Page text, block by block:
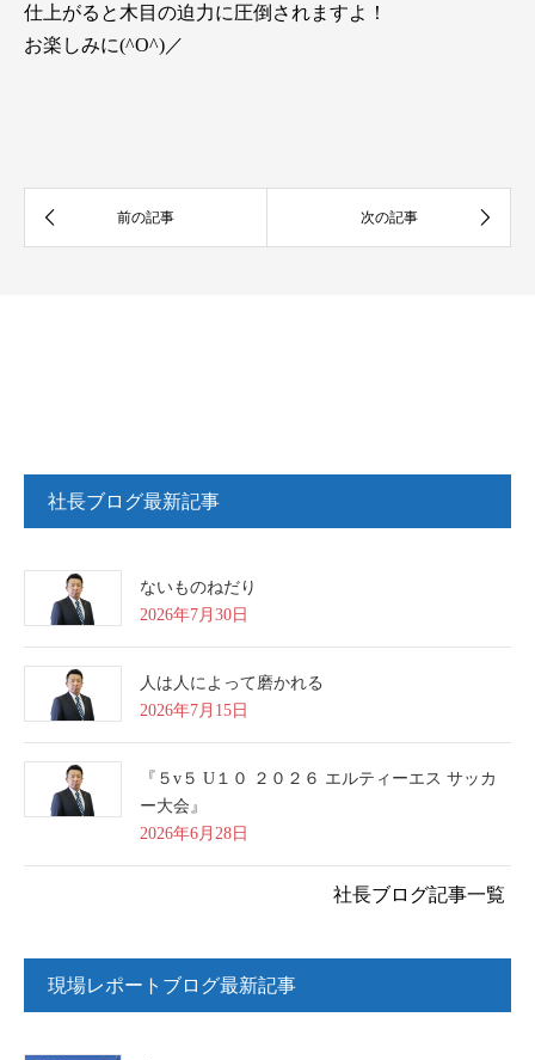
仕上がると木目の迫力に圧倒されますよ！
お楽しみに(^O^)／
社長ブログ最新記事
ないものねだり
2026年7月30日
人は人によって磨かれる
2026年7月15日
『５v５ U１０ ２０２６ エルティーエス サッカ
ー大会』
2026年6月28日
社長ブログ記事一覧
現場レポートブログ最新記事